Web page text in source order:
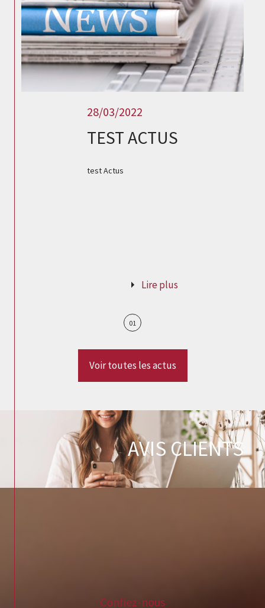
28/03/2022
TEST ACTUS
test Actus
Lire plus
01
Voir toutes les actus
AVIS CLIENTS
Confiez-nous